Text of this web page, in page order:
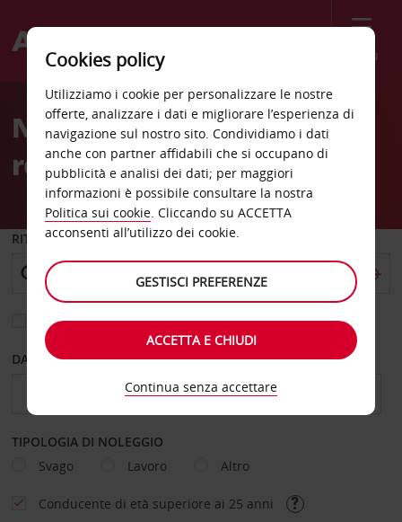
Menù
Welcome
AvisNoleggio auto Aeroporto
regionale di Waterloo
RITIRO DA
Scegli una località di riconsegna diversa
DAL GIORNO AL GIORNO
TIPOLOGIA DI NOLEGGIO
Svago
Lavoro Altro
Conducente di età superiore ai 25 anni
Cookies policy
Utilizziamo i cookie per personalizzare le nostre
offerte, analizzare i dati e migliorare l’esperienza di
navigazione sul nostro sito. Condividiamo i dati
anche con partner affidabili che si occupano di
pubblicità e analisi dei dati; per maggiori
informazioni è possibile consultare la nostra
Politica sui cookie. Cliccando su ACCETTA
acconsenti all’utilizzo dei cookie.
GESTISCI PREFERENZE
ACCETTA E CHIUDI
Continua senza accettare